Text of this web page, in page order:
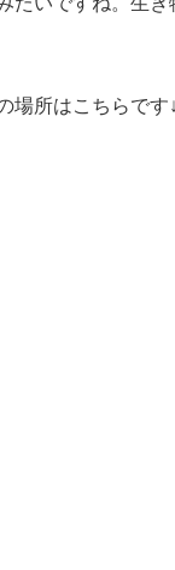
場所はこちらです↓